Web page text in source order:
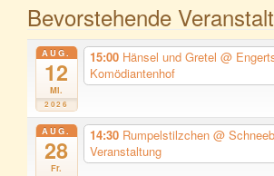
Bevorstehende
AUG.
12
Mi.
2026
15:00 Hänsel und Gretel @
Komödiantenhof
AUG.
28
Fr.
14:30 Rumpelstilzchen @
Veranstaltung